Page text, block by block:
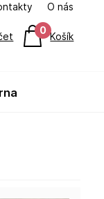
O nás
Košík
0